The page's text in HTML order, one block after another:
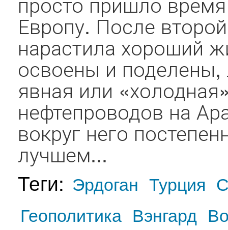
Европу. После
нарастила хороший
освоены и поделены,
явная или
нефтепроводов на
вокруг него
лучшем...
Теги: Эрдоган Турция
Геополитика Вэнгард